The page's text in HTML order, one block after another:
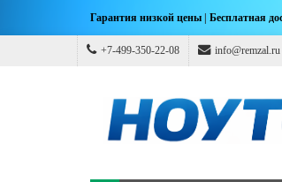
Гарантия низкой цены Бесплатная
+7-499-350-22-08 info@remzal.ru